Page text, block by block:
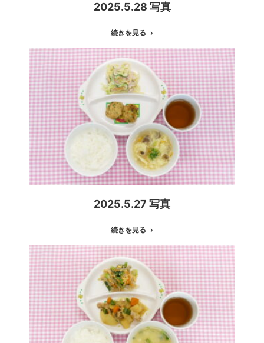
2025.5.28 写真
続きを見る
2025.5.27 写真
続きを見る